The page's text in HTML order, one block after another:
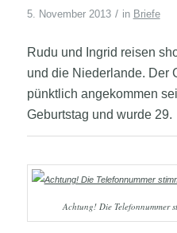
5. November 2013 / in Briefe
Rudu und Ingrid reisen
und die Niederlande. Der
pünktlich angekommen
Geburtstag und wurde 29.
Achtung! Die Telefonnummer